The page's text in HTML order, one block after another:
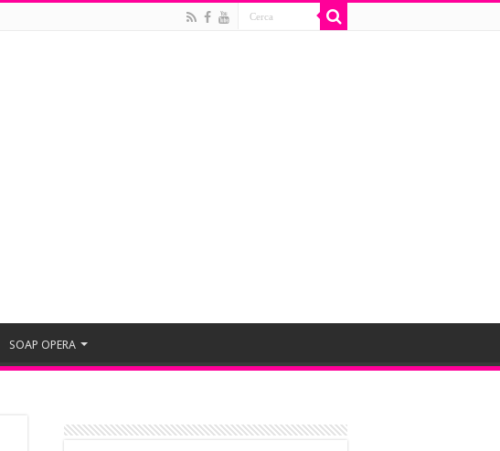
SOAP OPERA